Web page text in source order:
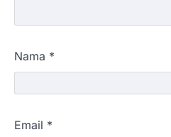
Nama *
Email *